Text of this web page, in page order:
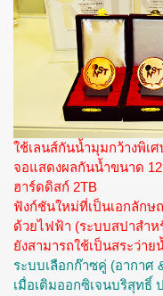
ใช้เลนส์กันน้ำมุมกว้างพิเ
จอแสดงผลกันน้ำขนาด
ฮาร์ดดิสก์ 2TB
ฟังก์ชันใหม่ที่เป็นเอกลัก
ด้วยไฟฟ้า (ระบบสปาสำ
ยังสามารถใช้เป็นสระว่า
ระบบเลือกก๊าซคู่ (อากาศ
เมื่อเติมออกซิเจนบริสุทธิ์